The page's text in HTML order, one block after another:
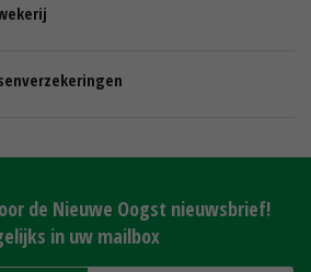
de Nieuwe Oogst nieuwsbrief!
in uw mailbox